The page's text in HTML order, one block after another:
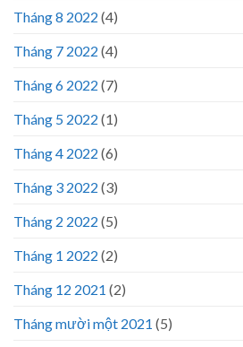
Tháng 8 2022 (4)
Tháng 7 2022 (4)
Tháng 6 2022 (7)
Tháng 5 2022 (1)
Tháng 4 2022 (6)
Tháng 3 2022 (3)
Tháng 2 2022 (5)
Tháng 1 2022 (2)
Tháng 12 2021 (2)
Tháng mười một 2021 (5)